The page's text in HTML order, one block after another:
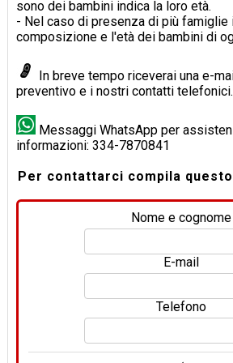
sono dei bambini indica la loro età.
- Nel caso di presenza di più famiglie
composizione e l'età dei bambini di
In breve tempo riceverai una e-
preventivo e i nostri contatti telefonici.
Messaggi WhatsApp per
informazioni: 334-7870841
Per contattarci compila
Nome e cognome
E-mail
Telefono